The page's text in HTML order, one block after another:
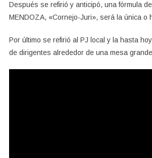
Después se refirió y anticipó, una fórmula
MENDOZA, «Cornejo-Juri», será la única o
Por último se refirió al PJ local y la hasta
de dirigentes alrededor de una mesa